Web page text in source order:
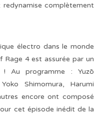
complètement
électro dans le monde
Rage 4 est assurée par un
! Au programme : Yuzō
Shimomura, Harumi
encore ont composé
cet épisode inédit de la